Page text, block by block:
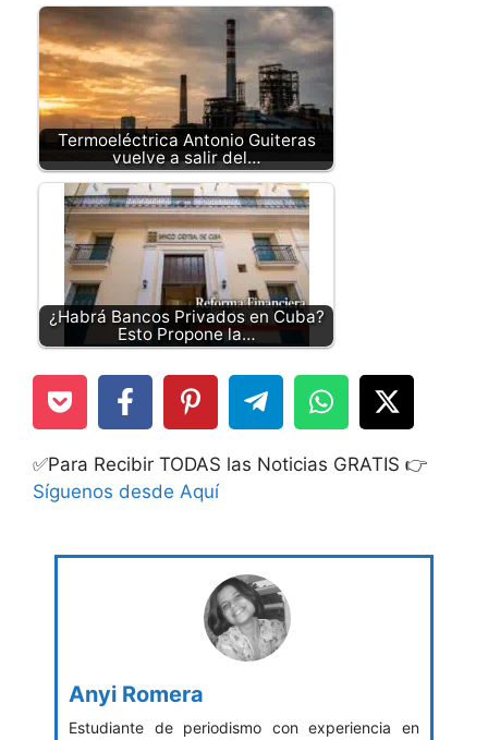
Termoeléctrica Antonio Guiteras
vuelve a salir del…
¿Habrá Bancos Privados en Cuba?
Esto Propone la…
✅Para Recibir TODAS las Noticias GRATIS 👉
Síguenos desde Aquí
Anyi Romera
Estudiante de periodismo con experiencia en